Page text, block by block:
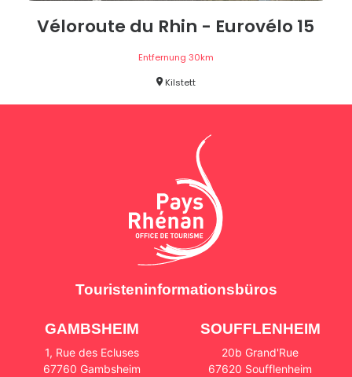
Véloroute du Rhin - Eurovélo 15
Entfernung 30km
Kilstett
Touristeninformationsbüros
GAMBSHEIM
1, Rue des Ecluses
67760 Gambsheim
SOUFFLENHEIM
20b Grand'Rue
67620 Soufflenheim